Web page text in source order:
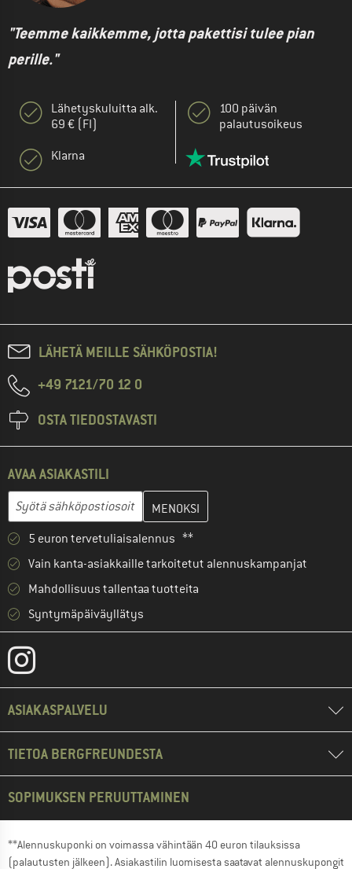
"Teemme kaikkemme, jotta pakettisi tulee pian
perille."
Lähetyskuluitta alk.
69 € (FI)
Klarna
100 päivän
palautusoikeus
LÄHETÄ MEILLE SÄHKÖPOSTIA!
+49 7121/70 12 0
OSTA TIEDOSTAVASTI
AVAA ASIAKASTILI
Sähköpostiosoite
Anna sähköpostiosoitteesi ja luo seuraavassa vaiheessa
5 euron tervetuliaisalennus **
Vain kanta-asiakkaille tarkoitetut alennuskampanjat
Mahdollisuus tallentaa tuotteita
Syntymäpäiväyllätys
ASIAKASPALVELU
TIETOA BERGFREUNDESTA
SOPIMUKSEN PERUUTTAMINEN
**Alennuskuponki on voimassa vähintään 40 euron tilauksissa
(palautusten jälkeen). Asiakastilin luomisesta saatavat alennuskupongit